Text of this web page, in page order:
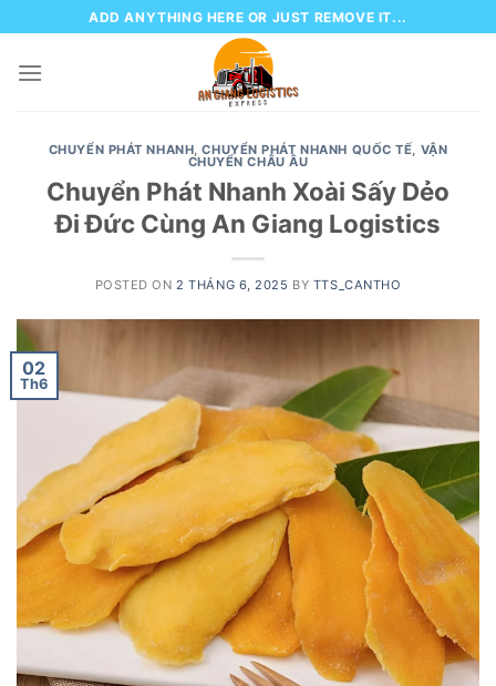
to
content
ADD ANYTHING HERE OR JUST REMOVE IT...
CHUYỂN PHÁT NHANH,CHUYỂN PHÁT NHANH QUỐC TẾ, VẬN
CHUYỂN CHÂU ÂU
Chuyển Phát Nhanh Xoài Sấy Dẻo
Đi Đức Cùng An Giang Logistics
POSTED ON 2 THÁNG 6, 2025 BY TTS_CANTHO
02
Th6